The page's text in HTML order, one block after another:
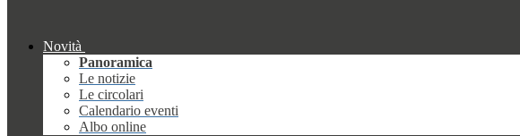
Novità
Panoramica
Le notizie
Le circolari
Calendario eventi
Albo online